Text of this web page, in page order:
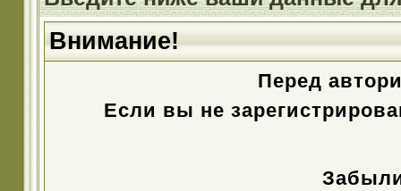
Внимание!
Перед
Если вы не